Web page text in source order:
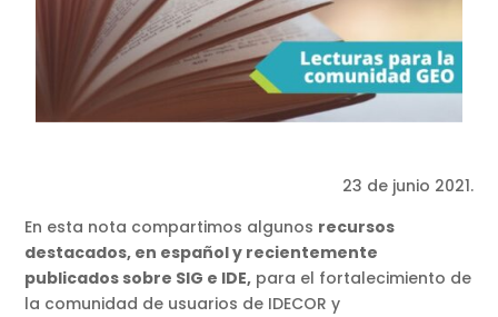
23 de junio 2021.
En esta nota compartimos algunos recursos
destacados, en español y recientemente
publicados sobre SIG e IDE, para el fortalecimiento de
la comunidad de usuarios de IDECOR y